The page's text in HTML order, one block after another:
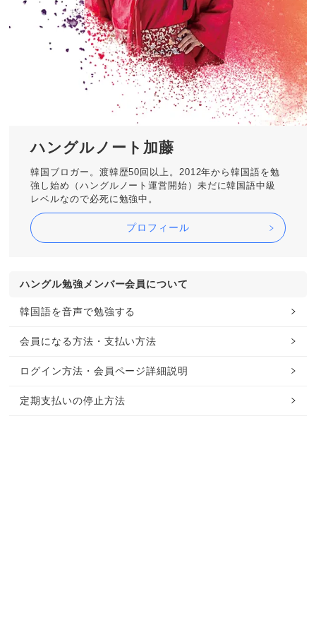
ハングルノート加藤
韓国ブロガー。渡韓歴50回以上。2012年から韓国語を勉
強し始め（ハングルノート運営開始）未だに韓国語中級
レベルなので必死に勉強中。
プロフィール
ハングル勉強メンバー会員について
韓国語を音声で勉強する
会員になる方法・支払い方法
ログイン方法・会員ページ詳細説明
定期支払いの停止方法